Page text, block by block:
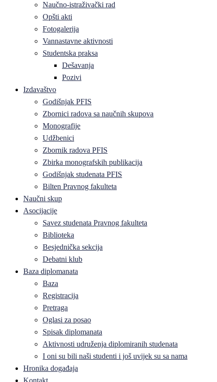
Naučno-istraživački rad
Opšti akti
Fotogalerija
Vannastavne aktivnosti
Studentska praksa
Dešavanja
Pozivi
Izdavaštvo
Godišnjak PFIS
Zbornici radova sa naučnih skupova
Monografije
Udžbenici
Zbornik radova PFIS
Zbirka monografskih publikacija
Godišnjak studenata PFIS
Bilten Pravnog fakulteta
Naučni skup
Asocijacije
Savez studenata Pravnog fakulteta
Biblioteka
Besjednička sekcija
Debatni klub
Baza diplomanata
Baza
Registracija
Pretraga
Oglasi za posao
Spisak diplomanata
Aktivnosti udruženja diplomiranih studenata
I oni su bili naši studenti i još uvijek su sa nama
Hronika događaja
Kontakt